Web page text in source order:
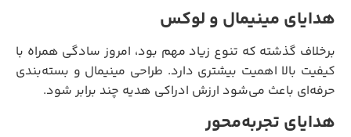
هدایای مینیمال و لوکس
برخلاف گذشته که تنوع زیاد مهم بود، امروز سادگی همراه با
کیفیت بالا اهمیت بیشتری دارد. طراحی مینیمال و بسته‌بندی
حرفه‌ای باعث می‌شود ارزش ادراکی هدیه چند برابر شود.
هدایای تجربه‌محور